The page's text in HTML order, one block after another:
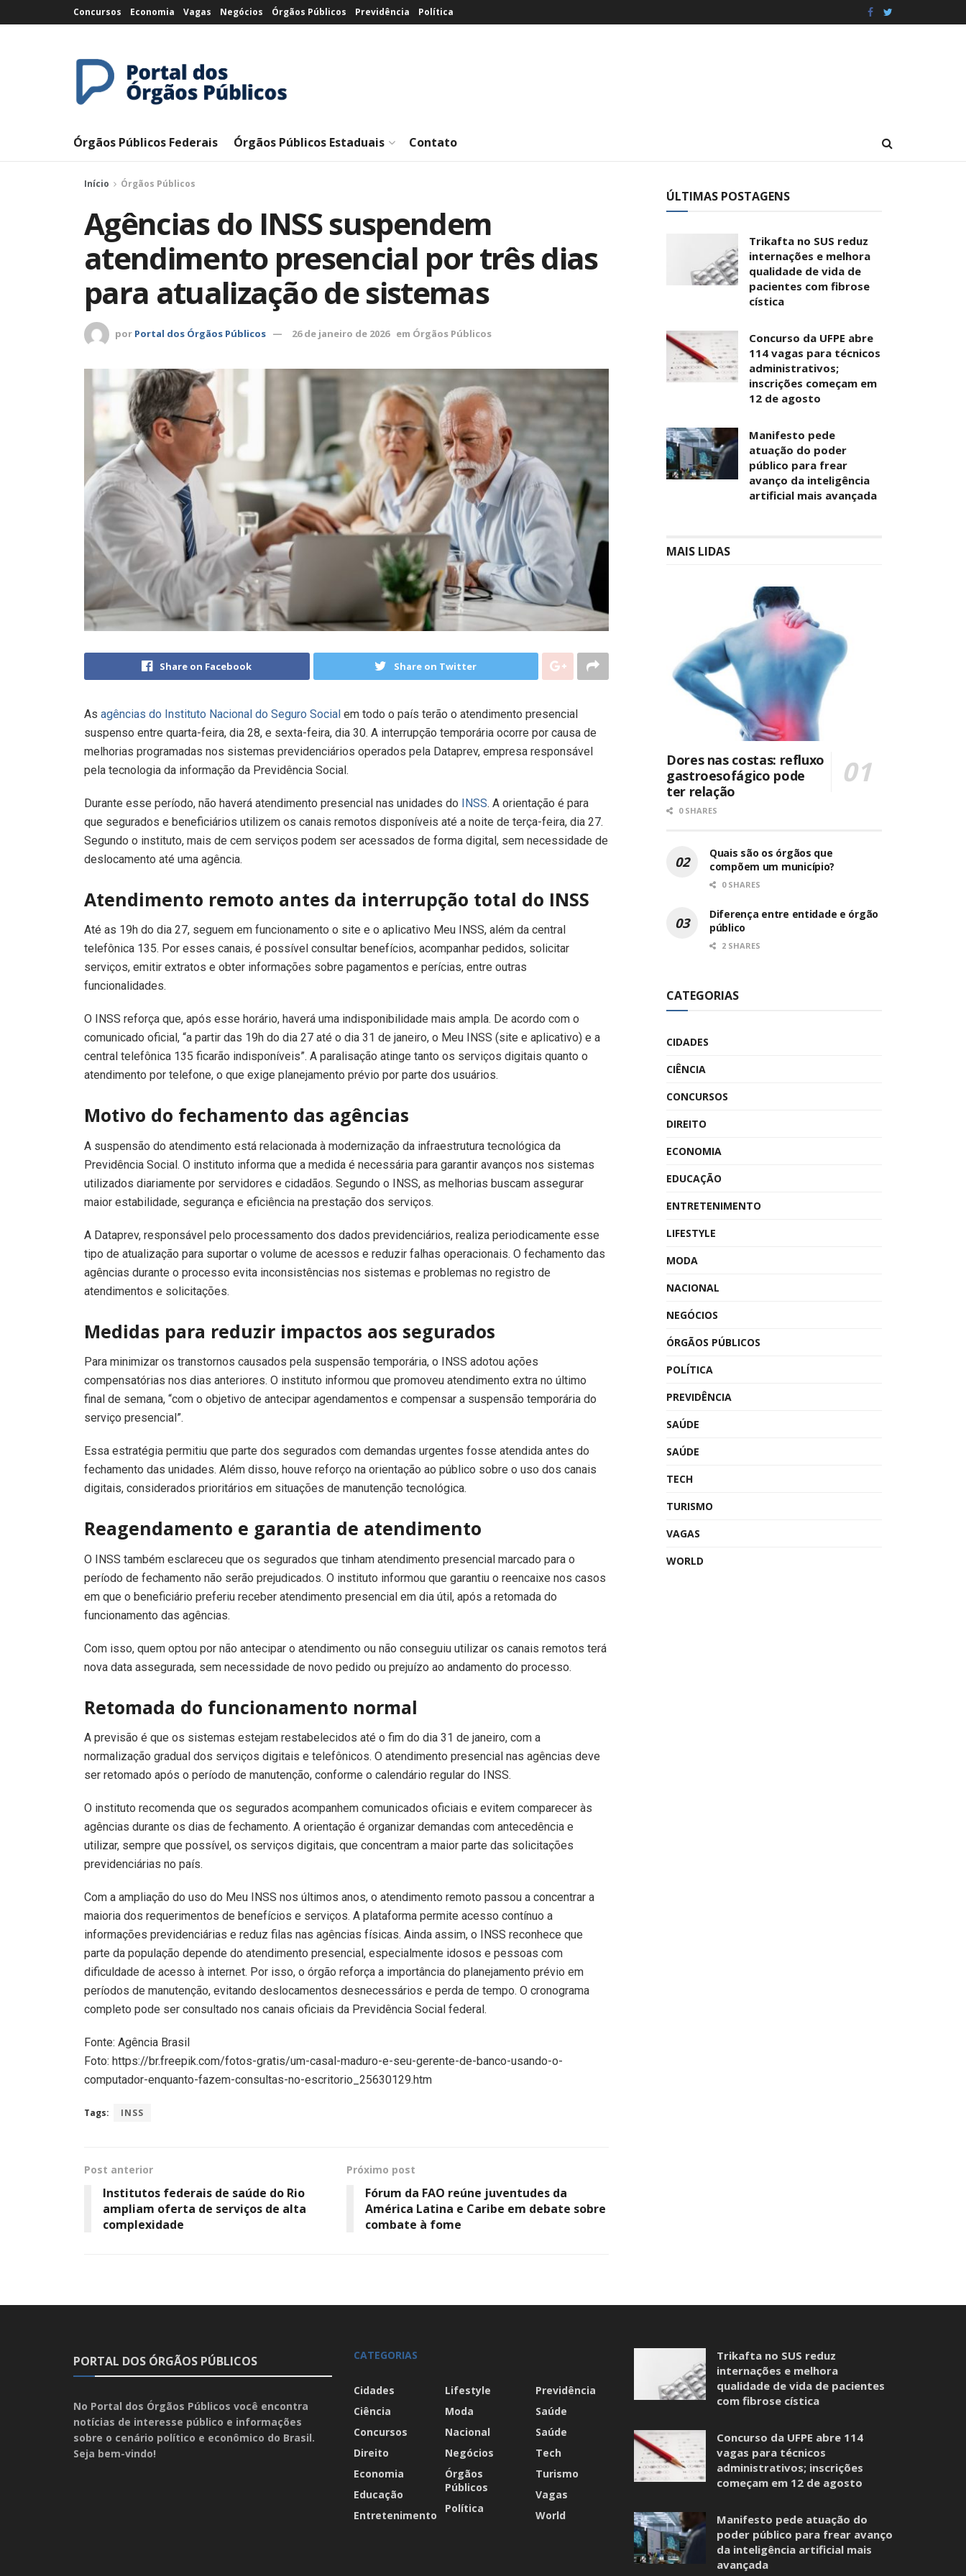
Concursos Economia Vagas Negócios Órgãos Públicos Previdência Política
Órgãos Públicos Federais Órgãos Públicos Estaduais Contato
Início Órgãos Públicos
Agências do INSS suspendem
atendimento presencial por três dias
para atualização de sistemas
por Portal dos Órgãos Públicos 26 de janeiro de 2026 em Órgãos Públicos
Share on Facebook Share on Twitter
As agências do Instituto Nacional do Seguro Social em todo o país terão o atendimento presencial
suspenso entre quarta-feira, dia 28, e sexta-feira, dia 30. A interrupção temporária ocorre por causa de
melhorias programadas nos sistemas previdenciários operados pela Dataprev, empresa responsável
pela tecnologia da informação da Previdência Social.
Durante esse período, não haverá atendimento presencial nas unidades do INSS. A orientação é para
que segurados e beneficiários utilizem os canais remotos disponíveis até a noite de terça-feira, dia 27.
Segundo o instituto, mais de cem serviços podem ser acessados de forma digital, sem necessidade de
deslocamento até uma agência.
Atendimento remoto antes da interrupção total do INSS
Até as 19h do dia 27, seguem em funcionamento o site e o aplicativo Meu INSS, além da central
telefônica 135. Por esses canais, é possível consultar benefícios, acompanhar pedidos, solicitar
serviços, emitir extratos e obter informações sobre pagamentos e perícias, entre outras
funcionalidades.
O INSS reforça que, após esse horário, haverá uma indisponibilidade mais ampla. De acordo com o
comunicado oficial, “a partir das 19h do dia 27 até o dia 31 de janeiro, o Meu INSS (site e aplicativo) e a
central telefônica 135 ficarão indisponíveis”. A paralisação atinge tanto os serviços digitais quanto o
atendimento por telefone, o que exige planejamento prévio por parte dos usuários.
Motivo do fechamento das agências
A suspensão do atendimento está relacionada à modernização da infraestrutura tecnológica da
Previdência Social. O instituto informa que a medida é necessária para garantir avanços nos sistemas
utilizados diariamente por servidores e cidadãos. Segundo o INSS, as melhorias buscam assegurar
maior estabilidade, segurança e eficiência na prestação dos serviços.
A Dataprev, responsável pelo processamento dos dados previdenciários, realiza periodicamente esse
tipo de atualização para suportar o volume de acessos e reduzir falhas operacionais. O fechamento das
agências durante o processo evita inconsistências nos sistemas e problemas no registro de
atendimentos e solicitações.
Medidas para reduzir impactos aos segurados
Para minimizar os transtornos causados pela suspensão temporária, o INSS adotou ações
compensatórias nos dias anteriores. O instituto informou que promoveu atendimento extra no último
final de semana, “com o objetivo de antecipar agendamentos e compensar a suspensão temporária do
serviço presencial”.
Essa estratégia permitiu que parte dos segurados com demandas urgentes fosse atendida antes do
fechamento das unidades. Além disso, houve reforço na orientação ao público sobre o uso dos canais
digitais, considerados prioritários em situações de manutenção tecnológica.
Reagendamento e garantia de atendimento
O INSS também esclareceu que os segurados que tinham atendimento presencial marcado para o
período de fechamento não serão prejudicados. O instituto informou que garantiu o reencaixe nos casos
em que o beneficiário preferiu receber atendimento presencial em dia útil, após a retomada do
funcionamento das agências.
Com isso, quem optou por não antecipar o atendimento ou não conseguiu utilizar os canais remotos terá
nova data assegurada, sem necessidade de novo pedido ou prejuízo ao andamento do processo.
Retomada do funcionamento normal
A previsão é que os sistemas estejam restabelecidos até o fim do dia 31 de janeiro, com a
normalização gradual dos serviços digitais e telefônicos. O atendimento presencial nas agências deve
ser retomado após o período de manutenção, conforme o calendário regular do INSS.
O instituto recomenda que os segurados acompanhem comunicados oficiais e evitem comparecer às
agências durante os dias de fechamento. A orientação é organizar demandas com antecedência e
utilizar, sempre que possível, os serviços digitais, que concentram a maior parte das solicitações
previdenciárias no país.
Com a ampliação do uso do Meu INSS nos últimos anos, o atendimento remoto passou a concentrar a
maioria dos requerimentos de benefícios e serviços. A plataforma permite acesso contínuo a
informações previdenciárias e reduz filas nas agências físicas. Ainda assim, o INSS reconhece que
parte da população depende do atendimento presencial, especialmente idosos e pessoas com
dificuldade de acesso à internet. Por isso, o órgão reforça a importância do planejamento prévio em
períodos de manutenção, evitando deslocamentos desnecessários e perda de tempo. O cronograma
completo pode ser consultado nos canais oficiais da Previdência Social federal.
Fonte: Agência Brasil
Foto: https://br.freepik.com/fotos-gratis/um-casal-maduro-e-seu-gerente-de-banco-usando-o-
computador-enquanto-fazem-consultas-no-escritorio_25630129.htm
Tags: INSS
Post anterior
Institutos federais de saúde do Rio
ampliam oferta de serviços de alta
complexidade
Próximo post
Fórum da FAO reúne juventudes da
América Latina e Caribe em debate sobre
combate à fome
ÚLTIMAS POSTAGENS
Trikafta no SUS reduz
internações e melhora
qualidade de vida de
pacientes com fibrose
cística
Concurso da UFPE abre
114 vagas para técnicos
administrativos;
inscrições começam em
12 de agosto
Manifesto pede
atuação do poder
público para frear
avanço da inteligência
artificial mais avançada
MAIS LIDAS
Dores nas costas: refluxo
gastroesofágico pode
ter relação
0 SHARES
Quais são os órgãos que
compõem um município?
0 SHARES
Diferença entre entidade e órgão
público
2 SHARES
CATEGORIAS
CIDADES
CIÊNCIA
CONCURSOS
DIREITO
ECONOMIA
EDUCAÇÃO
ENTRETENIMENTO
LIFESTYLE
MODA
NACIONAL
NEGÓCIOS
ÓRGÃOS PÚBLICOS
POLÍTICA
PREVIDÊNCIA
SAÚDE
SAÚDE
TECH
TURISMO
VAGAS
WORLD
PORTAL DOS ÓRGÃOS PÚBLICOS
No Portal dos Órgãos Públicos você encontra
notícias de interesse público e informações
sobre o cenário político e econômico do Brasil.
Seja bem-vindo!
CATEGORIAS
Cidades
Ciência
Concursos
Direito
Economia
Educação
Entretenimento
Lifestyle
Moda
Nacional
Negócios
Órgãos
Públicos
Política
Previdência
Saúde
Saúde
Tech
Turismo
Vagas
World
Trikafta no SUS reduz
internações e melhora
qualidade de vida de pacientes
com fibrose cística
Concurso da UFPE abre 114
vagas para técnicos
administrativos; inscrições
começam em 12 de agosto
Manifesto pede atuação do
poder público para frear avanço
da inteligência artificial mais
avançada